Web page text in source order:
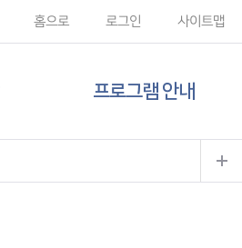
홈으로 로그인 사이트맵
프로그램 안내